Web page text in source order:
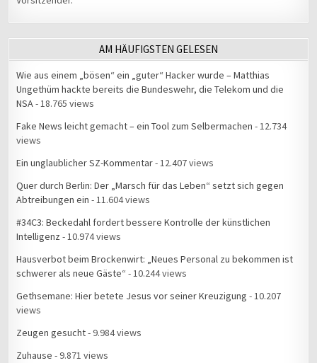
AM HÄUFIGSTEN GELESEN
Wie aus einem „bösen“ ein „guter“ Hacker wurde – Matthias
Ungethüm hackte bereits die Bundeswehr, die Telekom und die
NSA- 18.765 views
Fake News leicht gemacht – ein Tool zum Selbermachen - 12.734
views
Ein unglaublicher SZ-Kommentar- 12.407 views
Quer durch Berlin: Der „Marsch für das Leben“ setzt sich gegen
Abtreibungen ein - 11.604 views
#34C3: Beckedahl fordert bessere Kontrolle der künstlichen
Intelligenz - 10.974 views
Hausverbot beim Brockenwirt: „Neues Personal zu bekommen ist
schwerer als neue Gäste“ - 10.244 views
Gethsemane: Hier betete Jesus vor seiner Kreuzigung - 10.207
views
Zeugen gesucht- 9.984 views
Zuhause - 9.871 views